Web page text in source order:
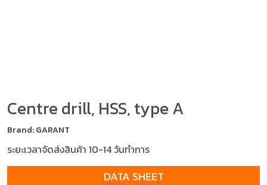
Centre drill, HSS, type A
Brand: GARANT
ระยะเวลาจัดส่งสินค้า 10-14 วันทำการ
DATA SHEET